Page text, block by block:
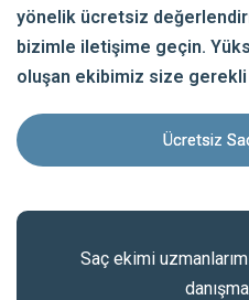
yönelik ücretsiz
bizimle iletişime geçin.
oluşan ekibimiz size
Ücretsiz
Saç ekimi